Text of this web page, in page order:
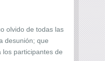
olvido de todas las
desunión; que
participantes de